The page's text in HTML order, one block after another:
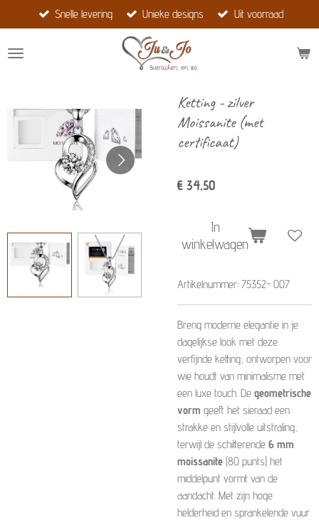
direct
naar
Snelle levering Unieke designs Uit voorraad
Ketting - zilver
Moissanite (met
certificaat)
€ 34,50
In
winkelwagen
Artikelnummer: 75352- 007
Breng moderne elegantie in je
dagelijkse look met deze
verfijnde ketting, ontworpen voor
wie houdt van minimalisme met
een luxe touch. De geometrische
vorm geeft het sieraad een
strakke en stijlvolle uitstraling,
terwijl de schitterende 6 mm
moissanite (80 punts) het
middelpunt vormt van de
aandacht. Met zijn hoge
helderheid en sprankelende vuur